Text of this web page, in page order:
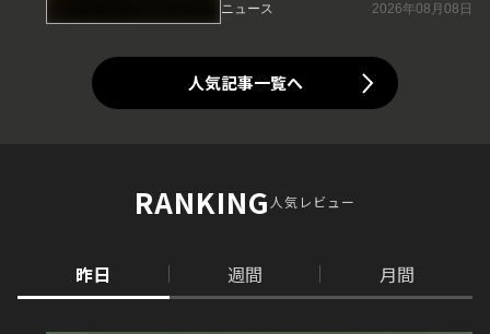
ニュース 2026年08月08日
人気記事一覧へ
RANKING人気レビュー
昨日 週間 月間